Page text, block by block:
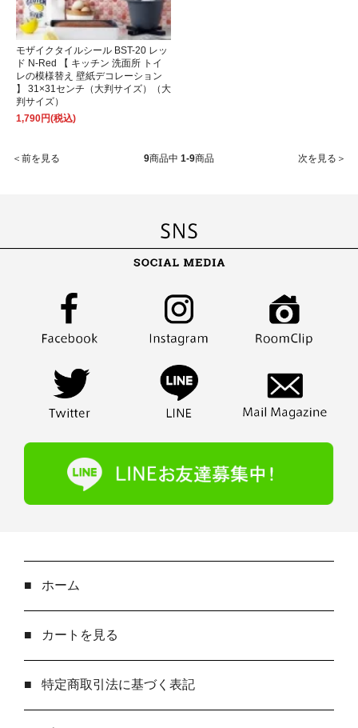
モザイクタイルシール BST-20 レッ
ド N-Red 【 キッチン 洗面所 トイ
レの模様替え 壁紙デコレーション
】 31×31センチ（大判サイズ）（大
判サイズ）
1,790円(税込)
＜前を見る 9商品中 1-9商品 次を見る＞
■ ホーム
■ カートを見る
■ 特定商取引法に基づく表記